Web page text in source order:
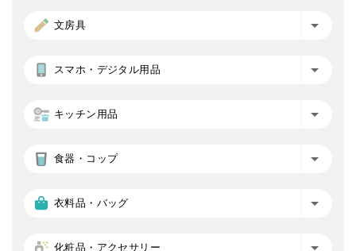
文房具
スマホ・デジタル用品
キッチン用品
食器・コップ
衣料品・バッグ
化粧品・アクセサリー